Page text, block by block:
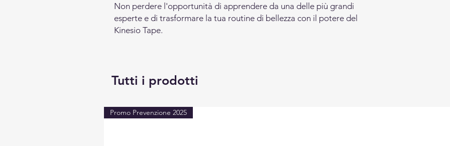
Non perdere l'opportunità di apprendere da una delle più grandi
esperte e di trasformare la tua routine di bellezza con il potere del
Kinesio Tape.
Tutti i prodotti
Promo Prevenzione 2025